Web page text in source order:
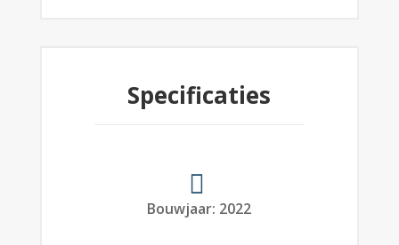
Specificaties
Bouwjaar: 2022